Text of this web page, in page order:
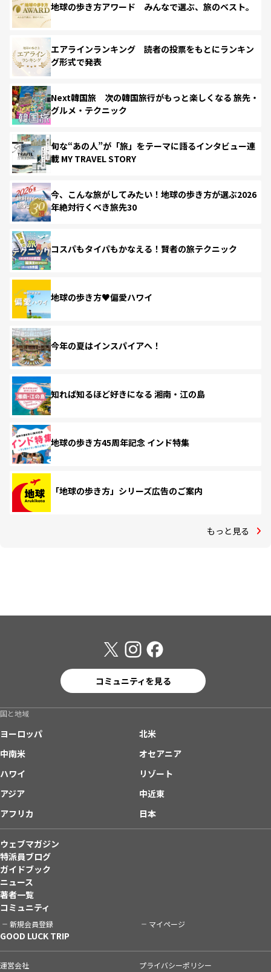
地球の歩き方アワード みんなで選ぶ、旅のベスト。
エアラインランキング 読者の投票をもとにランキン
グ形式で発表
Next韓国旅 次の韓国旅行がもっと楽しくなる 旅先・
グルメ・テクニック
旬な“あの人”が「旅」をテーマに語るインタビュー連
載 MY TRAVEL STORY
今、こんな旅がしてみたい！地球の歩き方が選ぶ2026
年絶対行くべき旅先30
コスパもタイパもかなえる！賢者の旅テクニック
地球の歩き方♥偏愛ハワイ
今年の夏はインスパイアへ！
知れば知るほど好きになる 湘南・江の島
地球の歩き方45周年記念 インド特集
「地球の歩き方」シリーズ広告のご案内
もっと見る
コミュニティを見る
国と地域
ヨーロッパ
北米
中南米
オセアニア
ハワイ
リゾート
アジア
中近東
アフリカ
日本
ウェブマガジン
特派員ブログ
ガイドブック
ニュース
著者一覧
コミュニティ
新規会員登録 マイページ
GOOD LUCK TRIP
運営会社 プライバシーポリシー